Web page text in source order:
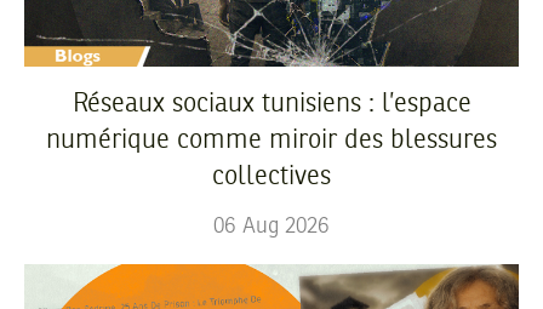
Réseaux sociaux tunisiens : l’espace
numérique comme miroir des blessures
collectives
06 Aug 2026